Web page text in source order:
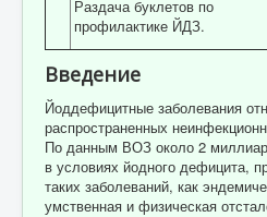
Раздача буклетов по
профилактике ЙДЗ.
Введение
Йоддефицитные заболевания
распространенных
По данным ВОЗ около 2
в условиях йодного дефицита,
таких заболеваний, как
умственная и физическая